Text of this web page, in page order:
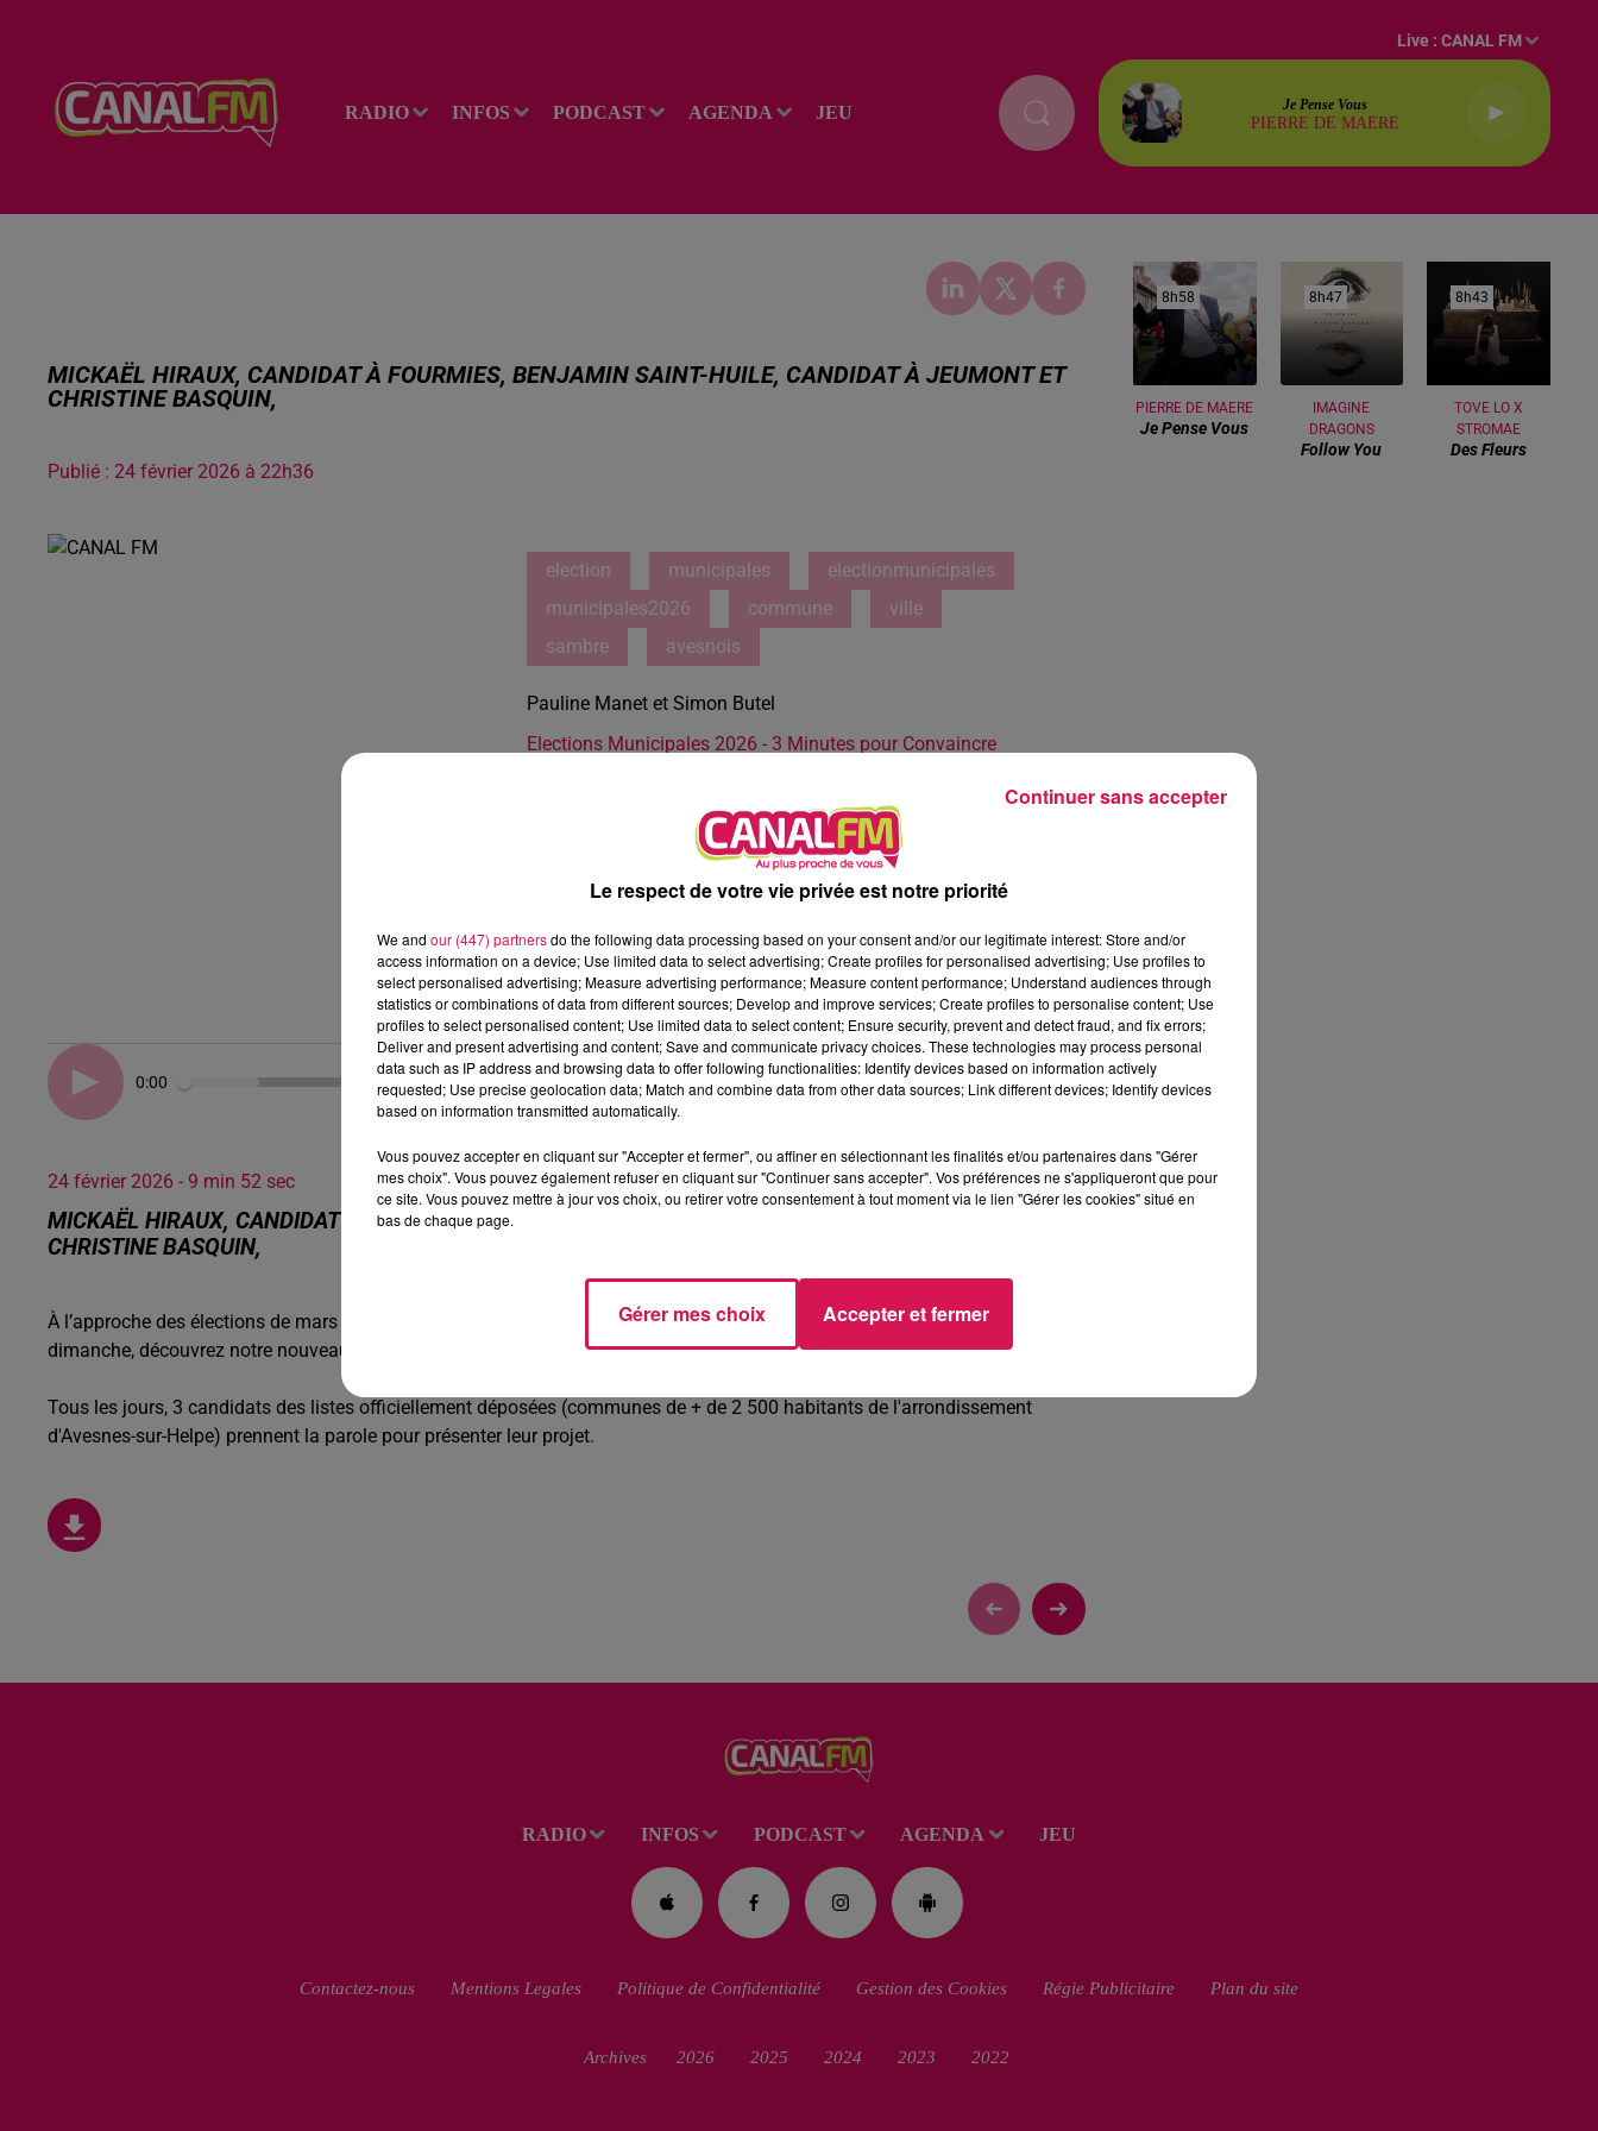
RADIO INFOS PODCAST AGENDA JEU
Live :CANAL FM
Je Pense Vous
PIERRE DE MAERE
MICKAËL HIRAUX, CANDIDAT À FOURMIES, BENJAMIN SAINT-HUILE, CANDIDAT À JEUMONT ET
CHRISTINE BASQUIN,
Publié : 24 février 2026 à 22h36
election municipales
electionmunicipales
municipales2026
commune
ville
sambre
avesnois
Pauline Manet et Simon Butel
Elections Municipales 2026 - 3 Minutes pour Convaincre
0:00 9 min 52 sec
24 février 2026 - 9 min 52 sec
MICKAËL HIRAUX, CANDIDAT À FOURMIES, BENJAMIN SAINT-HUILE, CANDIDAT À JEUMONT ET
CHRISTINE BASQUIN,
À l’approche des élections de mars prochain, votre radio locale se mobilise pour vous aider à y voir plus clair ! Dès ce
dimanche, découvrez notre nouveau rendez-vous d’information citoyenne.
Tous les jours, 3 candidats des listes officiellement déposées (communes de + de 2 500 habitants de l'arrondissement
d'Avesnes-sur-Helpe) prennent la parole pour présenter leur projet.
8h58
8h58
PIERRE DE MAERE
Je Pense Vous
8h47
8h47
IMAGINE
DRAGONS
Follow You
8h43
8h43
TOVE LO X
STROMAE
Des Fleurs
RADIO INFOS PODCAST AGENDA JEU
Contactez-nous Mentions Legales Politique de Confidentialité Gestion des Cookies Régie Publicitaire Plan du site
Archives 2026 2025 2024 2023 2022
Le respect de votre vie privée est notre priorité
We and our (447) partnersdo the following data processing based on your consent and/or our legitimate interest: Store and/or
access information on a device; Use limited data to select advertising; Create profiles for personalised advertising; Use profiles to
select personalised advertising; Measure advertising performance; Measure content performance; Understand audiences through
statistics or combinations of data from different sources; Develop and improve services; Create profiles to personalise content; Use
profiles to select personalised content; Use limited data to select content; Ensure security, prevent and detect fraud, and fix errors;
Deliver and present advertising and content; Save and communicate privacy choices. These technologies may process personal
data such as IP address and browsing data to offer following functionalities: Identify devices based on information actively
requested; Use precise geolocation data; Match and combine data from other data sources; Link different devices; Identify devices
based on information transmitted automatically.
Vous pouvez accepter en cliquant sur "Accepter et fermer", ou affiner en sélectionnant les finalités et/ou partenaires dans "Gérer
mes choix". Vous pouvez également refuser en cliquant sur "Continuer sans accepter". Vos préférences ne s'appliqueront que pour
ce site. Vous pouvez mettre à jour vos choix, ou retirer votre consentement à tout moment via le lien "Gérer les cookies" situé en
bas de chaque page.
Gérer mes choix Accepter et fermer
Continuer sans accepter